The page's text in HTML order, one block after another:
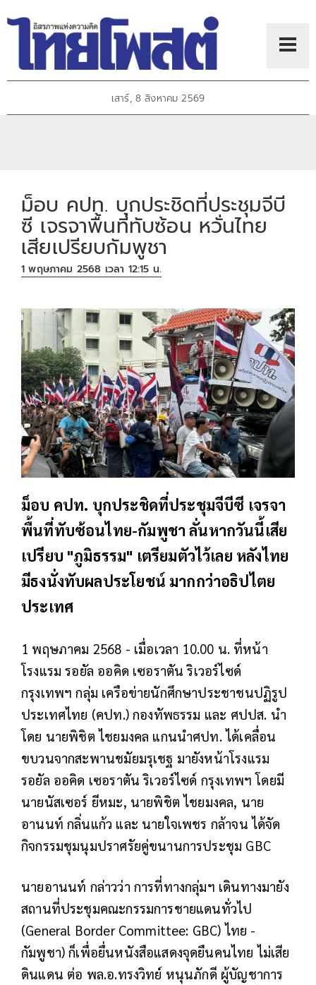
เสาร์, 8 สิงหาคม 2569
ม็อบ คปท. บุกประชิดที่ประชุมจีบี
ซี เจรจาพื้นที่ทับซ้อน หวั่นไทย
เสียเปรียบกัมพูชา
1 พฤษภาคม 2568 เวลา 12:15 น.
ม็อบ คปท. บุกประชิดที่ประชุมจีบีซี เจรจา
พื้นที่ทับซ้อนไทย-กัมพูชา ลั่นหากวันนี้เสีย
เปรียบ "ภูมิธรรม" เตรียมตัวไว้เลย หลังไทย
มีธงนั่งทับผลประโยชน์ มากกว่าอธิปไตย
ประเทศ
1 พฤษภาคม 2568 - เมื่อเวลา 10.00 น. ที่หน้า
โรงแรม รอยัล ออคิด เซอราตัน ริเวอร์ไซด์
กรุงเทพฯ กลุ่ม เครือข่ายนักศึกษาประชาชนปฏิรูป
ประเทศไทย (คปท.) กองทัพธรรม และ ศปปส. นำ
โดย นายพิชิต ไชยมงคล แกนนำศปท. ได้เคลื่อน
ขบวนจากสะพานชมัยมรุเชฐ มายังหน้าโรงแรม
รอยัล ออคิด เซอราตัน ริเวอร์ไซด์ กรุงเทพฯ โดยมี
นายนัสเซอร์ ยีหมะ, นายพิชิต ไชยมงคล, นาย
อานนท์ กลิ่นแก้ว และ นายใจเพชร กล้าจน ได้จัด
กิจกรรมชุมนุมปราศรัยคู่ขนานการประชุม GBC
นายอานนท์ กล่าวว่า การที่ทางกลุ่มฯ เดินทางมายัง
สถานที่ประชุมคณะกรรมการชายแดนทั่วไป
(General Border Committee: GBC) ไทย -
กัมพูชา) ก็เพื่อยื่นหนังสือแสดงจุดยืนคนไทย ไม่เสีย
ดินแดน ต่อ พล.อ.ทรงวิทย์ หนุนภักดี ผู้บัญชาการ